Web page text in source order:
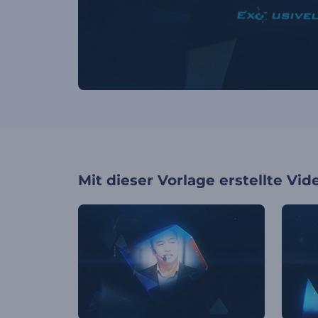
Mit dieser Vorlage erstellte